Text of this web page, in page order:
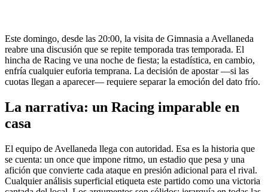
Este domingo, desde las 20:00, la visita de Gimnasia a Avellaneda
reabre una discusión que se repite temporada tras temporada. El
hincha de Racing ve una noche de fiesta; la estadística, en cambio,
enfría cualquier euforia temprana. La decisión de apostar —si las
cuotas llegan a aparecer— requiere separar la emoción del dato frío.
La narrativa: un Racing imparable en
casa
El equipo de Avellaneda llega con autoridad. Esa es la historia que
se cuenta: un once que impone ritmo, un estadio que pesa y una
afición que convierte cada ataque en presión adicional para el rival.
Cualquier análisis superficial etiqueta este partido como una victoria